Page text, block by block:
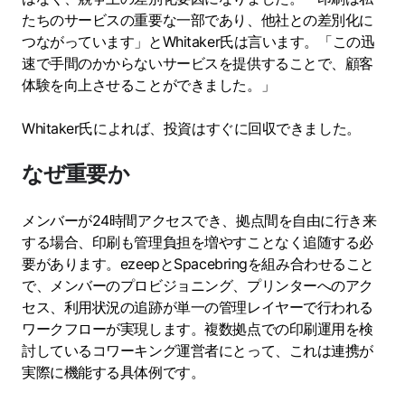
たちのサービスの重要な一部であり、他社との差別化に
つながっています」とWhitaker氏は言います。「この迅
速で手間のかからないサービスを提供することで、顧客
体験を向上させることができました。」
Whitaker氏によれば、投資はすぐに回収できました。
なぜ重要か
メンバーが24時間アクセスでき、拠点間を自由に行き来
する場合、印刷も管理負担を増やすことなく追随する必
要があります。ezeepとSpacebringを組み合わせること
で、メンバーのプロビジョニング、プリンターへのアク
セス、利用状況の追跡が単一の管理レイヤーで行われる
ワークフローが実現します。複数拠点での印刷運用を検
討しているコワーキング運営者にとって、これは連携が
実際に機能する具体例です。